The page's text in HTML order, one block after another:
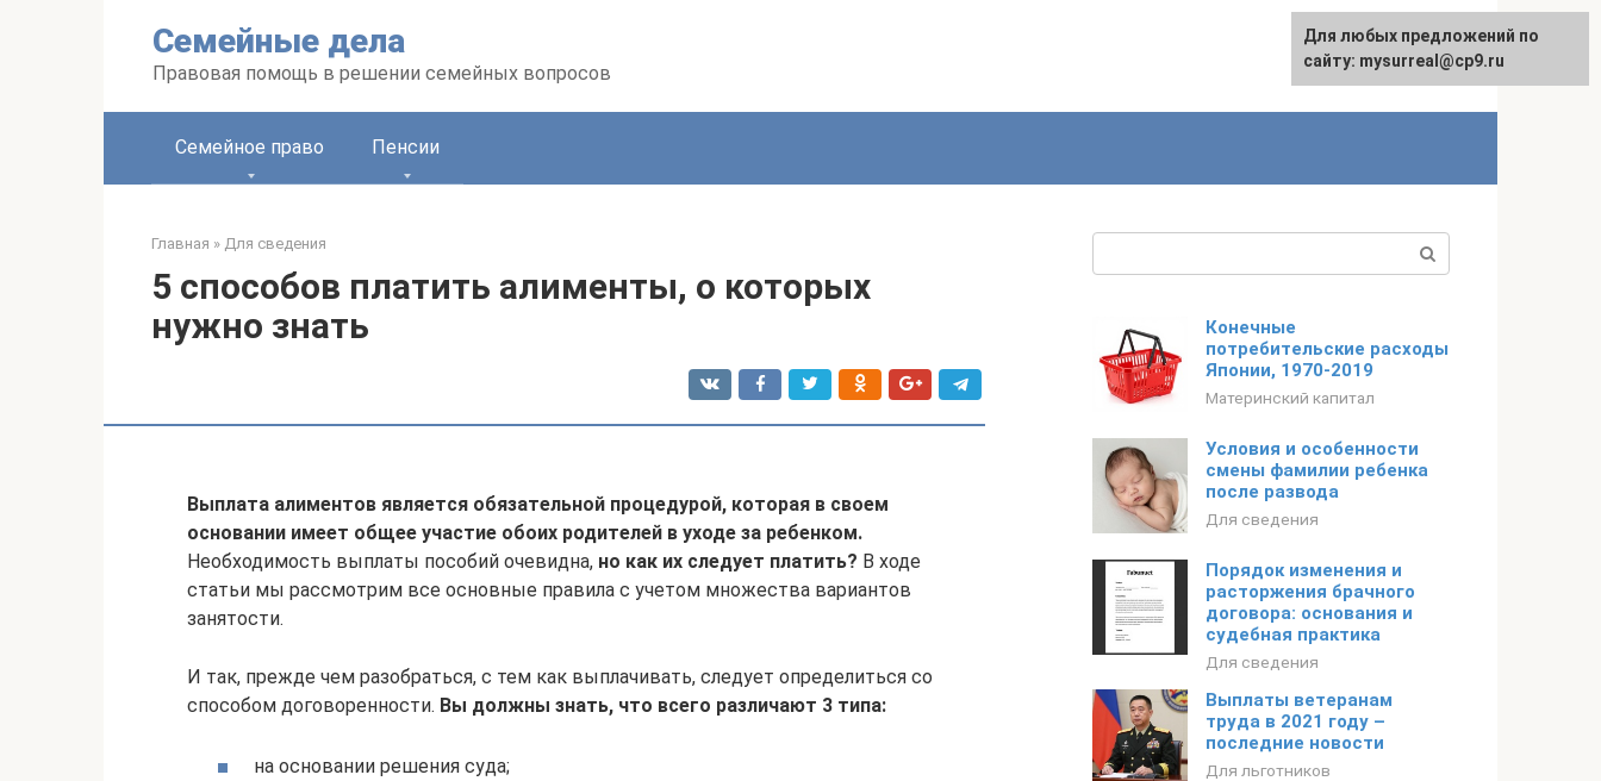
Семейные дела
Правовая помощь в решении семейных вопросов
Семейное право Пенсии
Главная » Для сведения
5 способов платить алименты, о которых
нужно знать
Выплата алиментов является обязательной процедурой, которая в своем
основании имеет общее участие обоих родителей в уходе за ребенком.
Необходимость выплаты пособий очевидна, но как их следует платить? В ходе
статьи мы рассмотрим все основные правила с учетом множества вариантов
занятости.
И так, прежде чем разобраться, с тем как выплачивать, следует определиться со
способом договоренности. Вы должны знать, что всего различают 3 типа:
на основании решения суда;
Конечные
потребительские расходы
Японии, 1970-2019
Материнский капитал
Условия и особенности
смены фамилии ребенка
после развода
Для сведения
Порядок изменения и
расторжения брачного
договора: основания и
судебная практика
Для сведения
Выплаты ветеранам
труда в 2021 году –
последние новости
Для льготников
Для любых предложений по
сайту: mysurreal@cp9.ru